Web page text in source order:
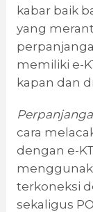
kabar baik
yang
memiliki e-
kapan dan
cara
dengan e-
terkoneksi
sekaligus